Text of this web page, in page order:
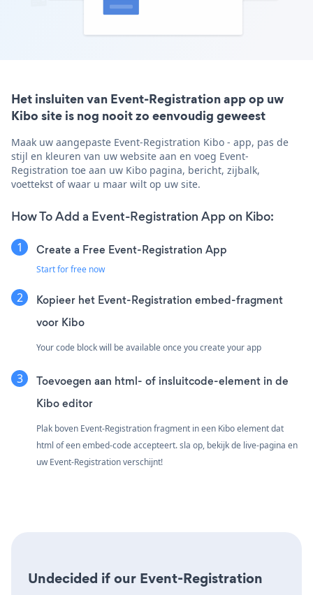
Het insluiten van Event-Registration app op uw
Kibo site is nog nooit zo eenvoudig geweest
Maak uw aangepaste Event-Registration Kibo - app, pas de
stijl en kleuren van uw website aan en voeg Event-
Registration toe aan uw Kibo pagina, bericht, zijbalk,
voettekst of waar u maar wilt op uw site.
How To Add a Event-Registration App on Kibo:
Create a Free Event-Registration App
Start for free now
Kopieer het Event-Registration embed-fragment
voor Kibo
Your code block will be available once you create your app
Toevoegen aan html- of insluitcode-element in de
Kibo editor
Plak boven Event-Registration fragment in een Kibo element dat
html of een embed-code accepteert. sla op, bekijk de live-pagina en
uw Event-Registration verschijnt!
Undecided if our Event-Registration